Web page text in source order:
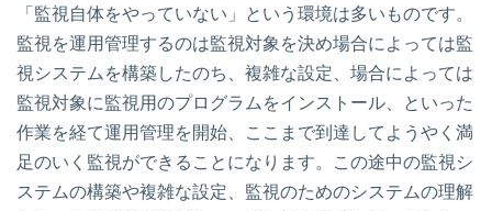
「監視自体をやっていない」という環境は多いものです。
監視を運用管理するのは監視対象を決め場合によっては監
視システムを構築したのち、複雑な設定、場合によっては
監視対象に監視用のプログラムをインストール、といった
作業を経て運用管理を開始、ここまで到達してようやく満
足のいく監視ができることになります。この途中の監視シ
ステムの構築や複雑な設定、監視のためのシステムの理解